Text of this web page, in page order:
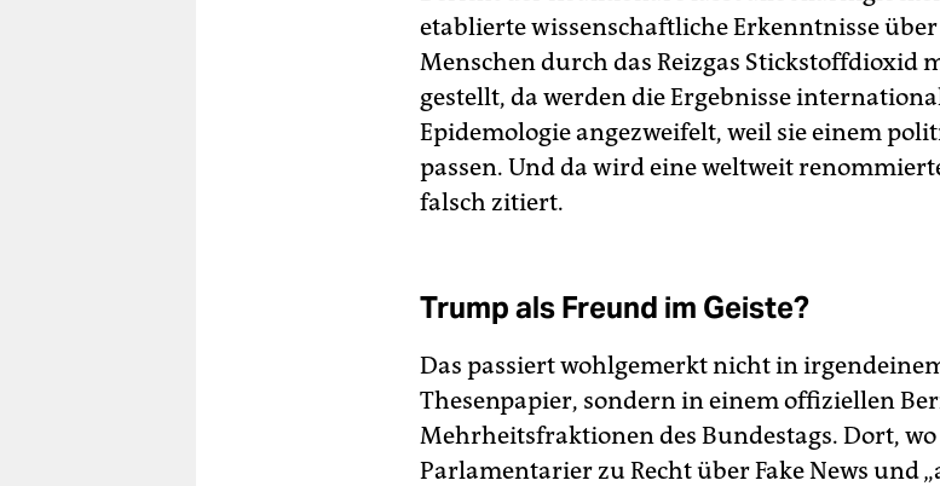
eta­blierte wissenschaftliche Erkenntnisse
Menschen durch das ­Reizgas Stickstoffdioxid
gestellt, da werden die Ergebnisse
Epidemologie angezweifelt, weil sie ­einem
passen. Und da wird eine weltweit
falsch zitiert.
Trump als Freund im Geiste?
Das passiert wohlgemerkt nicht in
Thesenpapier, sondern in einem offiziellen
Mehrheitsfraktionen des Bundestags. Dort, wo
Parlamentarier zu Recht über Fake News und